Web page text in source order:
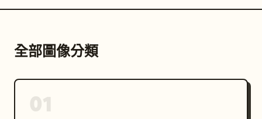
全部圖像分類